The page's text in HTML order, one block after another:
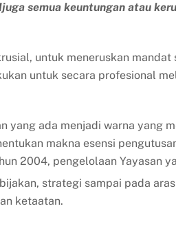
semua keuntungan atau
untuk meneruskan
untuk secara profesional
ada menjadi warna yang
makna esensi
2004, pengelolaan Yayasan
strategi sampai pada
ketaatan.